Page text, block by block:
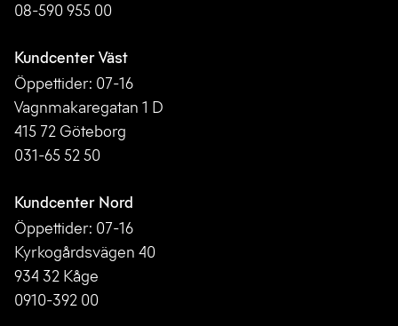
08-590 955 00
Kundcenter Väst
Öppettider: 07-16
Vagnmakaregatan 1 D
415 72 Göteborg
031-65 52 50
Kundcenter Nord
Öppettider: 07-16
Kyrkogårdsvägen 40
934 32 Kåge
0910-392 00